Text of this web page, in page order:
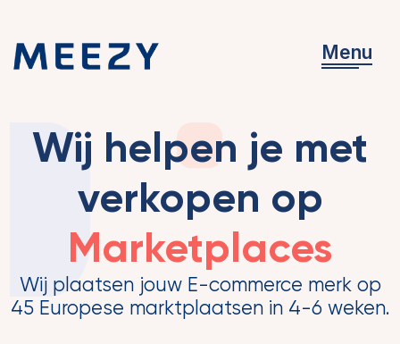
Menu
Wij helpen je met
verkopen op
Marketplaces
Wij plaatsen jouw E-commerce merk op
45 Europese marktplaatsen in 4-6 weken.